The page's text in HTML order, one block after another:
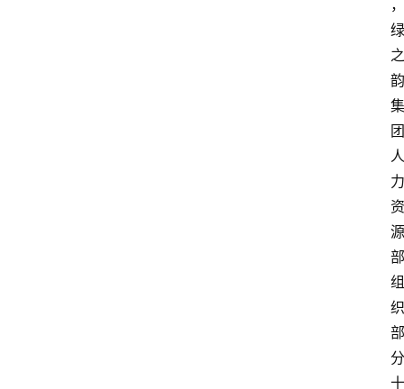
，
绿
之
韵
集
团
人
力
资
源
部
组
织
部
分
十